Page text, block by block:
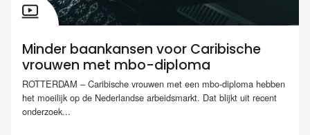
Minder baankansen voor Caribische
vrouwen met mbo-diploma
ROTTERDAM – Caribische vrouwen met een mbo-diploma hebben
het moeilijk op de Nederlandse arbeidsmarkt. Dat blijkt uit recent
onderzoek...